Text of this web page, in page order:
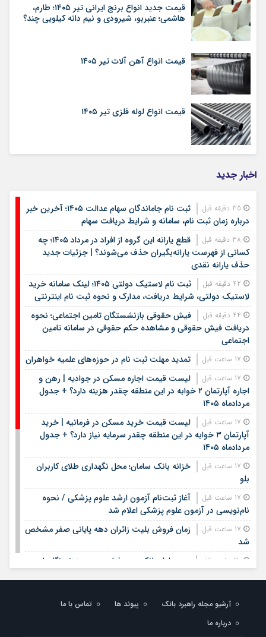
قیمت جدید انواع برنج ایرانی تیر ۱۴۰۵؛ طارم،
هاشمی؛ عنبربو، شیرودی و نیم دانه کیلویی چند؟
قیمت انواع آهن آلات تیر ۱۴۰۵
قیمت انواع لوله فلزی تیر ۱۴۰۵
اخبار جدید
ثبت نام جاماندگان سهام عدالت ۱۴۰۵؛ آخرین خبر
درباره زمان ثبت نام، سامانه و شرایط دریافت سهام
قطع یارانه این گروه از افراد در مرداد ۱۴۰۵؛ چه
کسانی از فهرست یارانه‌بگیران حذف می‌شوند؟ | جزئیات جدید
حذف یارانه نقدی
ثبت نام لاستیک دولتی ۱۴۰۵؛ لینک سامانه خرید
لاستیک دولتی، شرایط دریافت، مدارک و نحوه ثبت نام اینترنتی
فیش حقوقی بازنشستگان تامین اجتماعی؛ نحوه
دریافت فیش حقوقی و مشاهده حکم حقوقی در سامانه تامین
اجتماعی
تمدید مهلت ثبت نام در حوزه‌های علمیه خواهران
لیست قیمت اجاره مسکن در جوادیه | رهن و
اجاره آپارتمان ۲ خوابه در این منطقه چقدر هزینه دارد؟ + جدول
مردادماه ۱۴۰۵
لیست قیمت خرید مسکن در فرمانیه | خرید
آپارتمان ۳ خوابه در این منطقه چقدر سرمایه نیاز دارد؟ + جدول
مردادماه ۱۴۰۵
خزانه بانک سامان؛ محل نگهداری طلای کاربران
بلو
آغاز ثبت‌نام آزمون ارشد علوم پزشکی / نحوه
نام‌نویسی در آزمون علوم پزشکی اعلام شد
زمان فروش بلیت زائران دهه پایانی صفر مشخص
شد
مدیرعامل بانک سپه فرارسیدن روز خبرنگار را به
بیمه معلم و پیگیری خسارت درمان تکمیلی | لینک مستقیم و
راهنمای ثبت هزینه‌های درمان
آرشیو مجله راهبرد بانک پیوند ها
تماس با ما
درباره ما